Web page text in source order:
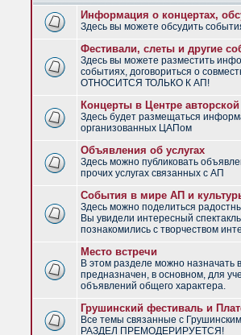
Информация о концертах,
Здесь вы можете обсудить
Фестивали, слеты и другие
Здесь вы можете разместить
событиях, договориться о
ОТНОСИТСЯ ТОЛЬКО К АП!
Концерты в Центре
Здесь будет размещаться
организованных ЦАПом
Объявления об услугах
Здесь можно публиковать
прочих услугах связанных с АП
События в мире АП и
Здесь можно поделиться
Вы увидели интересный
познакомились с творчеством
Место встречи
В этом разделе можно назначать
предназначен, в основном, для
объявлений общего характера.
Грушинский фестиваль и
Все темы связанные с
РАЗДЕЛ ПРЕМОДЕРИРУЕТСЯ!